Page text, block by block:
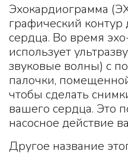
Эхокардиограмма
графический
сердца. Во время
использует
звуковые волны) с
палочки,
чтобы сделать
вашего сердца. Это
насосное действие
Другое название